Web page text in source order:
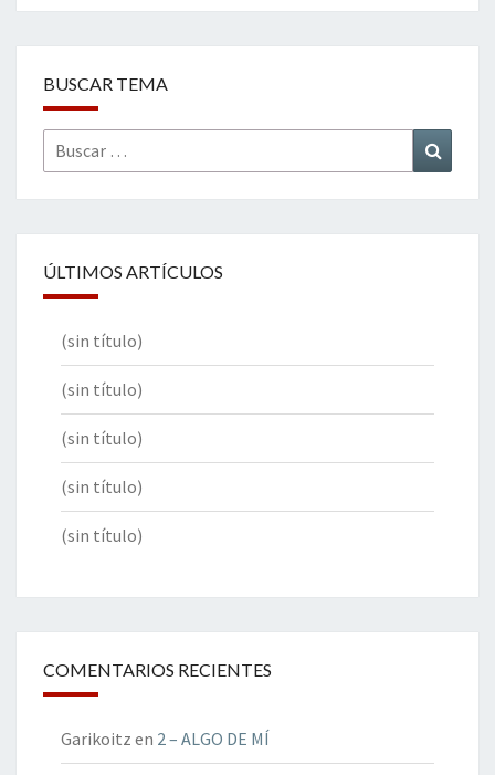
BUSCAR TEMA
Buscar
por:
ÚLTIMOS ARTÍCULOS
(sin título)
(sin título)
(sin título)
(sin título)
(sin título)
COMENTARIOS RECIENTES
Garikoitz en 2 – ALGO DE MÍ